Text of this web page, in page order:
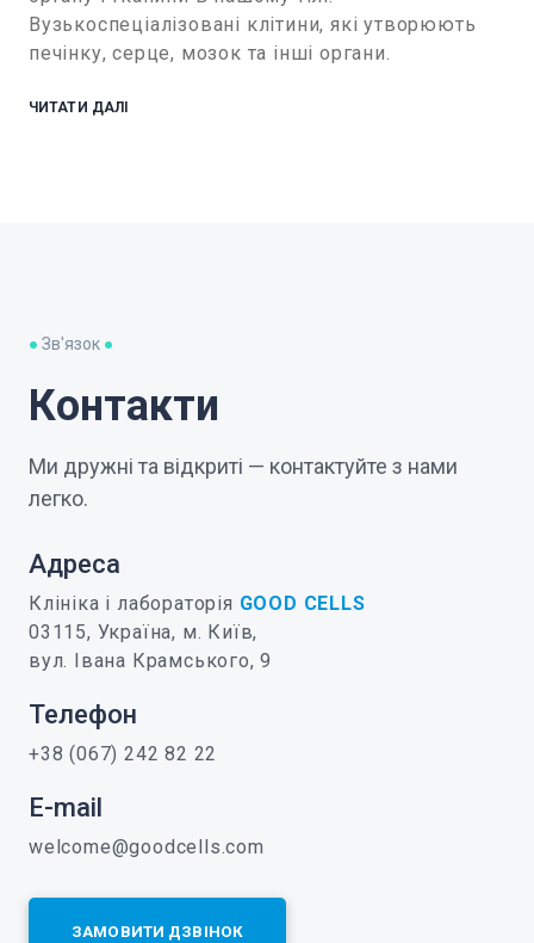
Вузькоспеціалізовані клітини, які утворюють
печінку, серце, мозок та інші органи.
ЧИТАТИ ДАЛІ
● Зв'язок ●
Контакти
Ми дружні та відкриті — контактуйте з нами
легко.
Адреса
Клініка і лабораторія GOOD CELLS
03115, Україна, м. Київ,
вул. Івана Крамського, 9
Телефон
+38 (067) 242 82 22
E-mail
welcome@goodcells.com
ЗАМОВИТИ ДЗВІНОК